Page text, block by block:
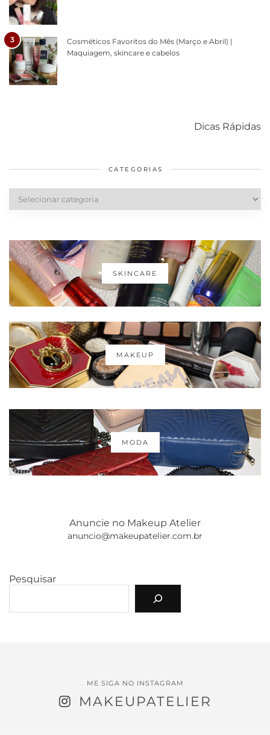
3
Cosméticos Favoritos do Mês (Março e Abril) |
Maquiagem, skincare e cabelos
Dicas Rápidas
diários
cabelos
CATEGORIAS
SKINCARE
MAKEUP
MODA
Anuncie no Makeup Atelier
anuncio@makeupatelier.com.br
Pesquisar
ME SIGA NO INSTAGRAM
MAKEUPATELIER